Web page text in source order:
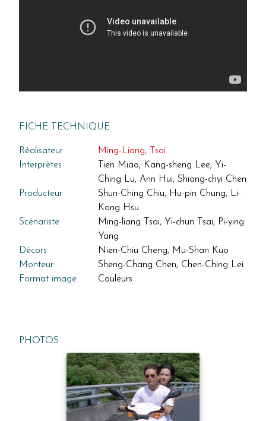
FICHE TECHNIQUE
Réalisateur
Ming-Liang, Tsai
Interprètes
Tien Miao, Kang-sheng Lee, Yi-
Ching Lu, Ann Hui, Shiang-chyi Chen
Producteur
Shun-Ching Chiu, Hu-pin Chung, Li-
Kong Hsu
Scénariste
Ming-liang Tsai, Yi-chun Tsai, Pi-ying
Yang
Décors
Nien-Chiu Cheng, Mu-Shan Kuo
Monteur
Sheng-Chang Chen, Chen-Ching Lei
Format image
Couleurs
PHOTOS